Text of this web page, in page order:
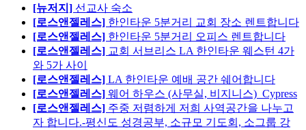
[뉴저지] 선교사 숙소
[로스앤젤레스] 한인타운 5분거리 교회 장소 렌트합니다
[로스앤젤레스] 한인타운 5분거리 오피스 렌트합니다
[로스앤젤레스] 교회 서브리스 LA 한인타운 웨스턴 4가
와 5가 사이
[로스앤젤레스] LA 한인타운 예배 공간 쉐어합니다
[로스앤젤레스] 웨어 하우스 (사무실, 비지니스)_Cypress
[로스앤젤레스] 주중 저렴하게 저희 사역공간을 나누고
자 합니다.-평신도 성경공부, 소규모 기도회, 소그룹 강